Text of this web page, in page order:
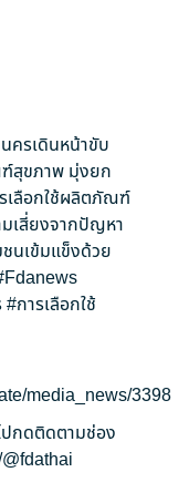
ครเดินหน้าขับ
สุขภาพ มุ่งยก
เลือกใช้ผลิตภัณฑ์
เสี่ยงจากปัญหา
นเข้มแข็งด้วย
#การเลือกใช้
media_news/3398
ปกดติดตามช่อง